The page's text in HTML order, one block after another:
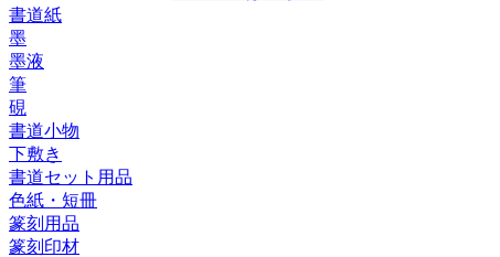
書道紙
墨
墨液
筆
硯
書道小物
下敷き
書道セット用品
色紙・短冊
篆刻用品
篆刻印材